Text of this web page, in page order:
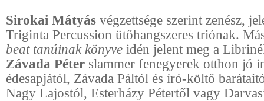
Sirokai Mátyás végzettsége szerint zenész,
Triginta Percussion ütőhangszeres triónak.
beat tanúinak könyve idén jelent meg a
Závada Péter slammer fenegyerek otthon jó
édesapjától, Závada Páltól és író-költő
Nagy Lajostól, Esterházy Pétertől vagy